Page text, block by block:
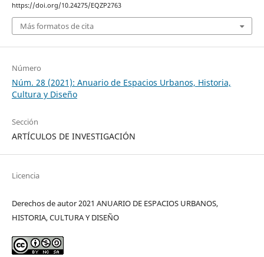
https://doi.org/10.24275/EQZP2763
Más formatos de cita
Número
Núm. 28 (2021): Anuario de Espacios Urbanos, Historia,
Cultura y Diseño
Sección
ARTÍCULOS DE INVESTIGACIÓN
Licencia
Derechos de autor 2021 ANUARIO DE ESPACIOS URBANOS,
HISTORIA, CULTURA Y DISEÑO